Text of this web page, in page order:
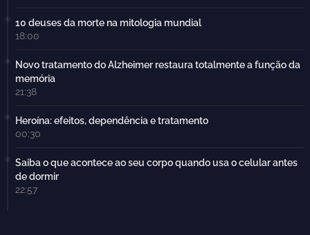
10 deuses da morte na mitologia mundial
18:00
Novo tratamento do Alzheimer restaura totalmente a função da
memória
21:38
Heroína: efeitos, dependência e tratamento
00:30
Saiba o que acontece ao seu corpo quando usa o celular antes
de dormir
22:57